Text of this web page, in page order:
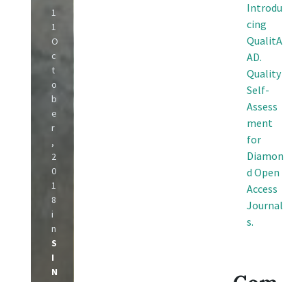
1
1
O
c
t
o
b
e
r
,
2
0
1
8
i
n
S
I
N
Introdu
cing
QualitA
AD.
Quality
Self-
Assess
ment
for
Diamon
d Open
Access
Journal
s.